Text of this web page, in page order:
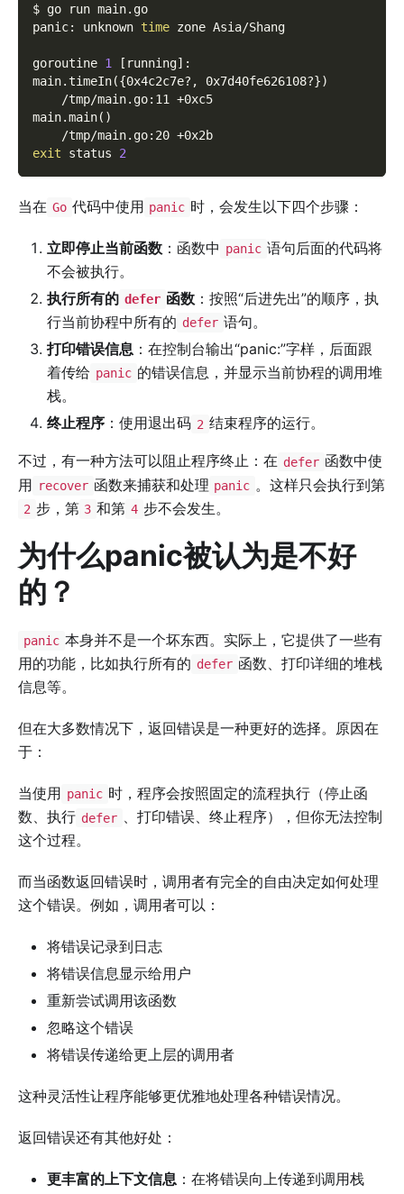
$ go run main.go
panic: unknown time zone Asia/Shang
goroutine 1 [ running] :
main.timeIn({0x4c2c7e?, 0x7d40fe626108?})
    /tmp/main.go:11 +0xc5
main.main( )
    /tmp/main.go:20 +0x2b
exit status 2
当在 Go 代码中使用 panic 时，会发生以下四个步骤：
立即停止当前函数 ：函数中 panic 语句后面的代码将
不会被执行。
执行所有的 defer 函数：按照“后进先出”的顺序，执
行当前协程中所有的 defer 语句。
打印错误信息 ：在控制台输出“panic:”字样，后面跟
着传给 panic 的错误信息，并显示当前协程的调用堆
栈。
终止程序 ：使用退出码 2 结束程序的运行。
不过，有一种方法可以阻止程序终止：在 defer 函数中使
用 recover 函数来捕获和处理 panic 。这样只会执行到第
2 步，第 3 和第 4 步不会发生。
为什么panic被认为是不好
的？
panic 本身并不是一个坏东西。实际上，它提供了一些有
用的功能，比如执行所有的 defer 函数、打印详细的堆栈
信息等。
但在大多数情况下，返回错误是一种更好的选择。原因在
于：
当使用 panic 时，程序会按照固定的流程执行（停止函
数、执行 defer 、打印错误、终止程序），但你无法控制
这个过程。
而当函数返回错误时，调用者有完全的自由决定如何处理
这个错误。例如，调用者可以：
将错误记录到日志
将错误信息显示给用户
重新尝试调用该函数
忽略这个错误
将错误传递给更上层的调用者
这种灵活性让程序能够更优雅地处理各种错误情况。
返回错误还有其他好处：
更丰富的上下文信息 ：在将错误向上传递到调用栈